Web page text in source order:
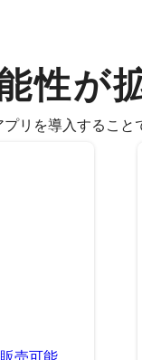
性が
リを導入するこ
売可能